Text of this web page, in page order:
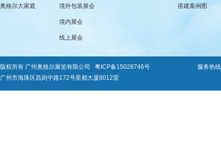
奥格尔大家庭 境外包装展会
境内展会
线上展会
搭建案例图
版权所有 广州奥格尔展览有限公司 粤ICP备15028746号
服务热
广州市海珠区昌岗中路172号星都大厦8012室